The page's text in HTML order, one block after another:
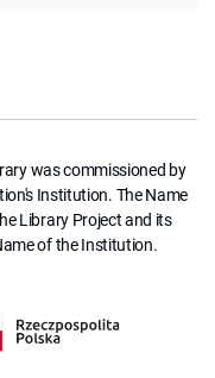
was commissioned by
Institution. The Name
Library Project and its
of the Institution.